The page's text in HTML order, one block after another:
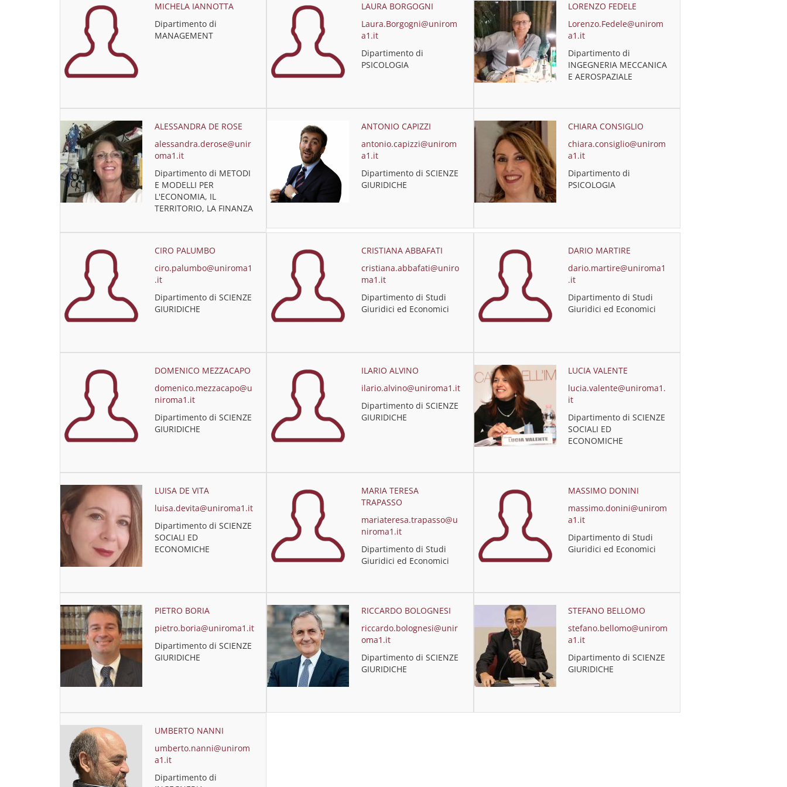
MICHELA IANNOTTA
Dipartimento di
MANAGEMENT
LAURA BORGOGNI
Laura.Borgogni@unirom
a1.it
Dipartimento di
PSICOLOGIA
LORENZO FEDELE
Lorenzo.Fedele@unirom
a1.it
Dipartimento di
INGEGNERIA MECCANICA
E AEROSPAZIALE
ALESSANDRA DE ROSE
alessandra.derose@unir
oma1.it
Dipartimento di METODI
E MODELLI PER
L'ECONOMIA, IL
TERRITORIO, LA FINANZA
ANTONIO CAPIZZI
antonio.capizzi@unirom
a1.it
Dipartimento di SCIENZE
GIURIDICHE
CHIARA CONSIGLIO
chiara.consiglio@unirom
a1.it
Dipartimento di
PSICOLOGIA
CIRO PALUMBO
ciro.palumbo@uniroma1
.it
Dipartimento di SCIENZE
GIURIDICHE
CRISTIANA ABBAFATI
cristiana.abbafati@uniro
ma1.it
Dipartimento di Studi
Giuridici ed Economici
DARIO MARTIRE
dario.martire@uniroma1
.it
Dipartimento di Studi
Giuridici ed Economici
DOMENICO MEZZACAPO
domenico.mezzacapo@u
niroma1.it
Dipartimento di SCIENZE
GIURIDICHE
ILARIO ALVINO
ilario.alvino@uniroma1.it
Dipartimento di SCIENZE
GIURIDICHE
LUCIA VALENTE
lucia.valente@uniroma1.
it
Dipartimento di SCIENZE
SOCIALI ED
ECONOMICHE
LUISA DE VITA
luisa.devita@uniroma1.it
Dipartimento di SCIENZE
SOCIALI ED
ECONOMICHE
MARIA TERESA
TRAPASSO
mariateresa.trapasso@u
niroma1.it
Dipartimento di Studi
Giuridici ed Economici
MASSIMO DONINI
massimo.donini@unirom
a1.it
Dipartimento di Studi
Giuridici ed Economici
PIETRO BORIA
pietro.boria@uniroma1.it
Dipartimento di SCIENZE
GIURIDICHE
RICCARDO BOLOGNESI
riccardo.bolognesi@unir
oma1.it
Dipartimento di SCIENZE
GIURIDICHE
STEFANO BELLOMO
stefano.bellomo@unirom
a1.it
Dipartimento di SCIENZE
GIURIDICHE
UMBERTO NANNI
umberto.nanni@unirom
a1.it
Dipartimento di